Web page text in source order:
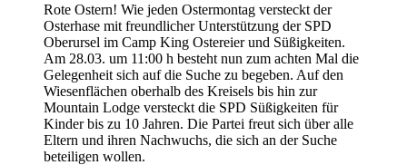
Rote Ostern! Wie jeden Ostermontag versteckt der
Osterhase mit freundlicher Unterstützung der SPD
Oberursel im Camp King Ostereier und Süßigkeiten.
Am 28.03. um 11:00 h besteht nun zum achten Mal die
Gelegenheit sich auf die Suche zu begeben. Auf den
Wiesenflächen oberhalb des Kreisels bis hin zur
Mountain Lodge versteckt die SPD Süßigkeiten für
Kinder bis zu 10 Jahren. Die Partei freut sich über alle
Eltern und ihren Nachwuchs, die sich an der Suche
beteiligen wollen.